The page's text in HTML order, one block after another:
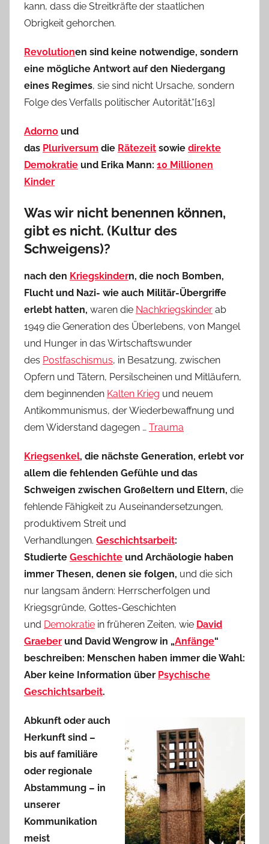
kann, dass die Streitkräfte der staatlichen
Obrigkeit gehorchen.
Revolutionen sind keine notwendige, sondern
eine mögliche Antwort auf den Niedergang
eines Regimes, sie sind nicht Ursache, sondern
Folge des Verfalls politischer Autorität.“[163]
Adorno und
das Pluriversum die Rätezeit sowie direkte
Demokratie und Erika Mann: 10 Millionen
Kinder
Was wir nicht benennen können,
gibt es nicht. (Kultur des
Schweigens)?
nach den Kriegskindern, die noch Bomben,
Flucht und Nazi- wie auch Militär-Übergriffe
erlebt hatten, waren die Nachkriegskinder ab
1949 die Generation des Überlebens, von Mangel
und Hunger in das Wirtschaftswunder
des Postfaschismus, in Besatzung, zwischen
Opfern und Tätern, Persilscheinen und Mitläufern,
dem beginnenden Kalten Krieg und neuem
Antikommunismus, der Wiederbewaffnung und
dem Widerstand dagegen … Trauma
Kriegsenkel, die nächste Generation, erlebt vor
allem die fehlenden Gefühle und das
Schweigen zwischen Großeltern und Eltern, die
fehlende Fähigkeit zu Auseinandersetzungen,
produktivem Streit und
Verhandlungen. Geschichtsarbeit:
Studierte Geschichte und Archäologie haben
immer Thesen, denen sie folgen, und die sich
nur langsam ändern: Herrscherfolgen und
Kriegsgründe, Gottes-Geschichten
und Demokratie in früheren Zeiten, wie David
Graeber und David Wengrow in „Anfänge“
beschreiben: Menschen haben immer die Wahl:
Aber keine Information über Psychische
Geschichtsarbeit.
Abkunft oder auch
Herkunft sind –
bis auf familiäre
oder regionale
Abstammung – in
unserer
Kommunikation
meist